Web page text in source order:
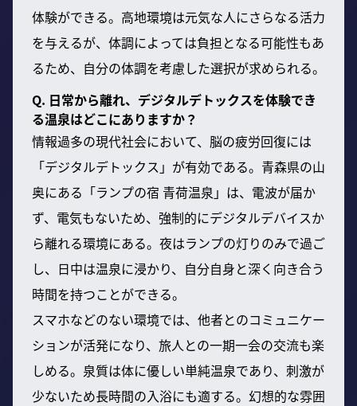
体験ができる。高地環境は元気な人にさらなる活力
を与えるが、体調によっては負担となる可能性もあ
るため、自分の体調を考慮した選択が求められる。
Q. 日常から離れ、デジタルデトックスを体験でき
る温泉はどこにありますか？
情報過多の現代社会において、脳の疲労回復には
「デジタルデトックス」が有効である。青森県の山
奥にある「ランプの宿 青荷温泉」は、電波が届か
ず、電気もないため、強制的にデジタルデバイスか
ら離れる環境にある。夜はランプの灯りのみで過ご
し、日中は温泉に浸かり、自分自身と深く向き合う
時間を持つことができる。
スマホなどのない環境では、他者とのコミュニケー
ションが活発になり、旅人との一期一会の交流も楽
しめる。泉質は体に優しい単純温泉であり、刺激が
少ないため長時間の入浴にも適する。幻想的な雰囲